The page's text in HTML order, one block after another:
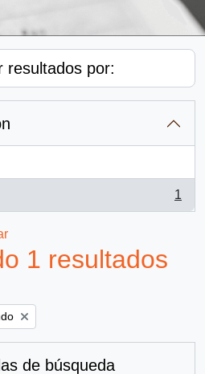
resultados por:
1
1 resultados
filter:
de búsqueda